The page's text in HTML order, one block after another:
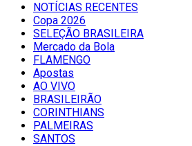
NOTÍCIAS RECENTES
Copa 2026
SELEÇÃO BRASILEIRA
Mercado da Bola
FLAMENGO
Apostas
AO VIVO
BRASILEIRÃO
CORINTHIANS
PALMEIRAS
SANTOS